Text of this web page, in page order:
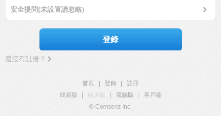
安全提問(未設置請忽略)
登錄
還沒有註冊？
首頁 登錄
註冊
簡易版
觸屏版 電腦版
客戶端
© Comsenz Inc.